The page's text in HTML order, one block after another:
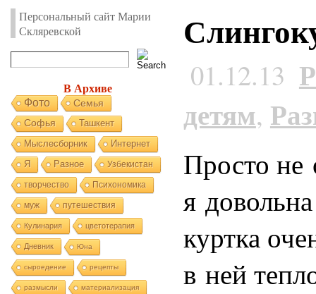
Персональный сайт Марии
Скляревской
В Архиве
Фото Семья
Софья
Ташкент
Мыслесборник
Интернет
Я Разное Узбекистан
творчество Психономика
муж путешествия
Кулинария цветотерапия
Дневник Юна
сыроедение рецепты
размысли материализация
01.12.13
детям,
Просто не
я
куртка
в ней